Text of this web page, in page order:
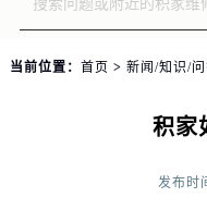
当前位置： 首页 > 新闻/知识/
积家
发布时